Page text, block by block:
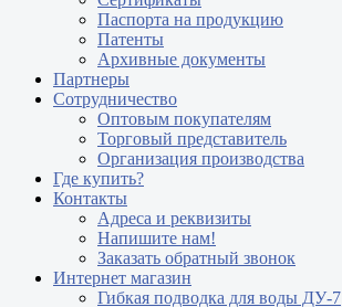
Паспорта на продукцию
Патенты
Архивные документы
Партнеры
Сотрудничество
Оптовым покупателям
Торговый представитель
Организация производства
Где купить?
Контакты
Адреса и реквизиты
Напишите нам!
Заказать обратный звонок
Интернет магазин
Гибкая подводка для воды ДУ-7